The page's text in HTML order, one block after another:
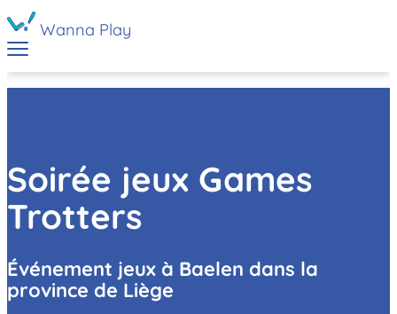
Wanna Play
Soirée jeux Games
Trotters
Événement jeux à Baelen dans la
province de Liège